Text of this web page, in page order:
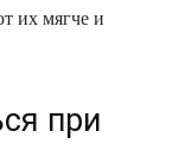
их мягче и
при